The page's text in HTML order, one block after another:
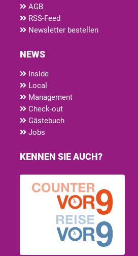
AGB
RSS-Feed
Newsletter bestellen
NEWS
Inside
Local
Management
Check-out
Gästebuch
Jobs
KENNEN SIE AUCH?